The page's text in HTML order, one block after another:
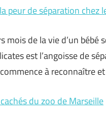
peur de séparation chez
mois de la vie d’un
est l’angoisse de
à reconnaître
du zoo de Marseille